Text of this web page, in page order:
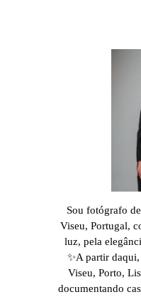
Sou fotógrafo
Viseu, Portugal,
luz, pela
✨A partir
Viseu, Porto,
documentando